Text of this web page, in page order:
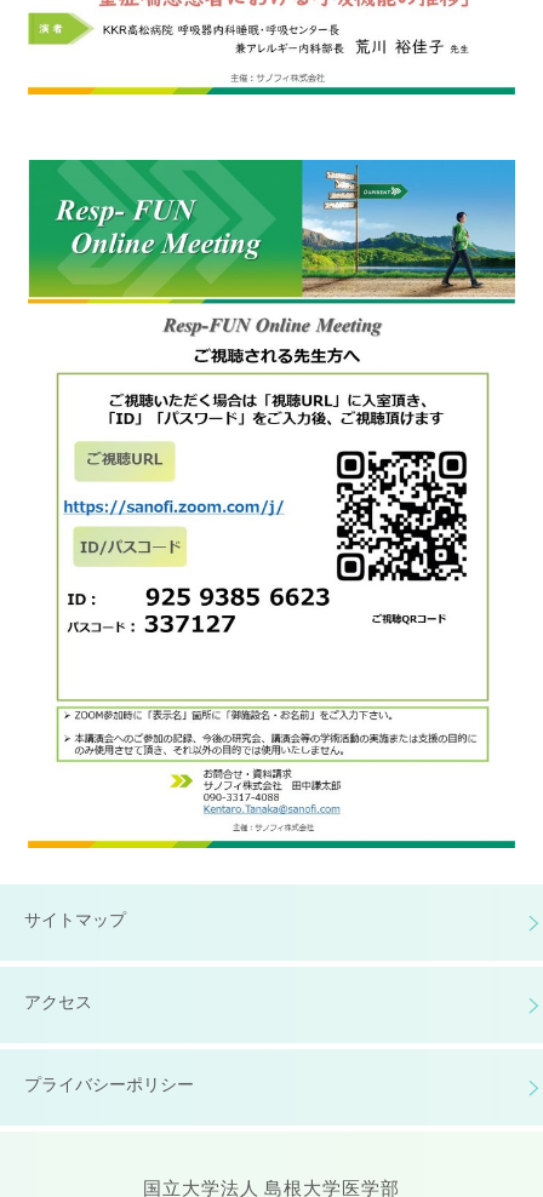
サイトマップ
アクセス
プライバシーポリシー
国立大学法人 島根大学医学部